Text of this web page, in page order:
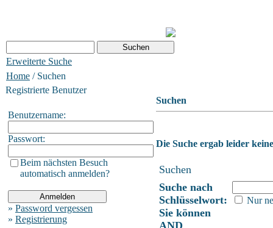
Erweiterte Suche
Home / Suchen
Registrierte Benutzer
Benutzername:
Passwort:
Beim nächsten Besuch
automatisch anmelden?
» Password vergessen
» Registrierung
Suchen
Die Suche ergab leider
Suchen
Suche nach
Schlüsselwort:
Sie können
AND
Nur